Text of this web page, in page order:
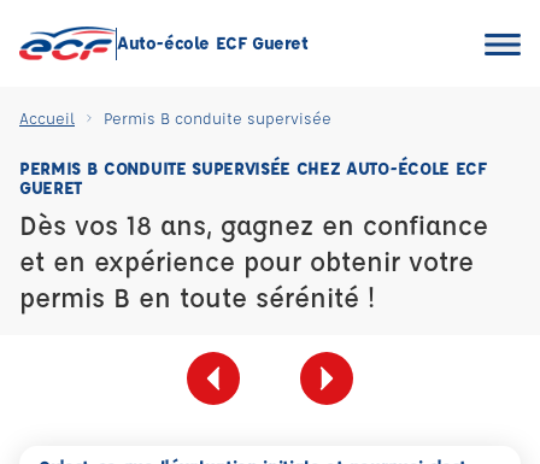
Auto-école ECF Gueret
Accueil Permis B conduite supervisée
PERMIS B CONDUITE SUPERVISÉE CHEZ AUTO-ÉCOLE ECF
GUERET
Dès vos 18 ans, gagnez en confiance
et en expérience pour obtenir votre
permis B en toute sérénité !